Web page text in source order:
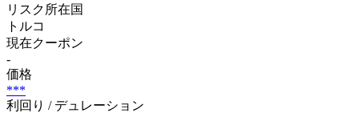
リスク所在国
トルコ
現在クーポン
-
価格
***
利回り / デュレーション